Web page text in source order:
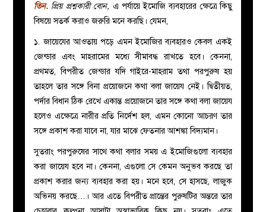
তিন. প্রিয় প্রশ্নকারী বোন, এ পর্যায়ে ইমোজি ব্যবহারের ক্ষেত্রে কিছু
বিষয়ে সতর্ক করাও জরুরি মনে করছি। যেমন,
১. জায়েযের আওতায় পড়ে এমন ইমোজির ব্যবহারও কেবল একই
জেন্ডার এবং মাহরামের মধ্যে সীমাবদ্ধ রাখতে হবে। কেননা,
প্রথমত, বিপরীত জেন্ডার যদি গাইরে-মাহরাম তথা পরপুরুষ হয়
তাহলে তার সঙ্গে বিনা প্রয়োজনে কথা বলা জায়েয নেই। দ্বিতীয়ত,
পর্দার বিধান ঠিক রেখে একান্ত প্রয়োজনে তার সঙ্গে কথা বলা জায়েয
হলেও এক্ষেত্রে নারীর প্রতি নির্দেশ হল, এমন কোনো আচরণ তার
সঙ্গে প্রকাশ করা যাবে না, যার মাঝে ফেতনার আশঙ্কা বিদ্যমান।
সুতরাং পরপুরুষের সাথে কথা বলার সময় এ ইমোজিগুলো ব্যবহার
করা জায়েয হবে না। কেননা, এগুলো সে কেমন অনুভব করছে তা
প্রকাশ করার জন্য ব্যবহার করা হয়। মনে হবে, সে হাসছে, লাজুক
অভিনয় করছে…। আর এতে বিপরীত প্রান্তের পুরুষটির অন্তরে তার